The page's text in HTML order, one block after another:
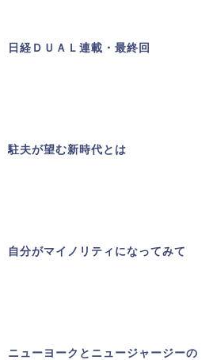
日経ＤＵＡＬ連載・最終回
駐夫が望む新時代とは
自分がマイノリティになってみて
ニューヨークとニュージャージーの